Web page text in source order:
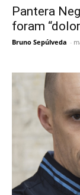
Pantera
foram
Bruno Sepúlveda -